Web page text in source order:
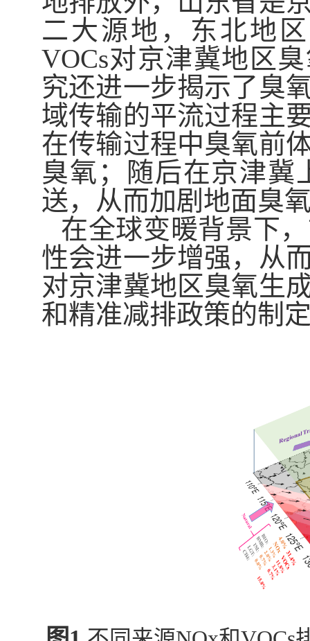
二大源地，东北地
VOCs对京津冀地区
究还进一步揭示了臭
域传输的平流过程主
在传输过程中臭氧前
臭氧；随后在京津冀
送，从而加剧地面臭
在全球变暖背景下
性会进一步增强，从
对京津冀地区臭氧生
和精准减排政策的制